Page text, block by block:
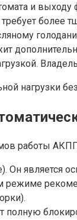
и выходу
более
нагрузки
работы
Он является
режиме
полную